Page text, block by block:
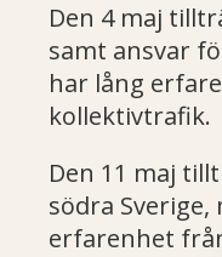
Den 4 maj
samt ansvar
har lång
kollektivtrafik.
Den 11 maj
södra
erfarenhet